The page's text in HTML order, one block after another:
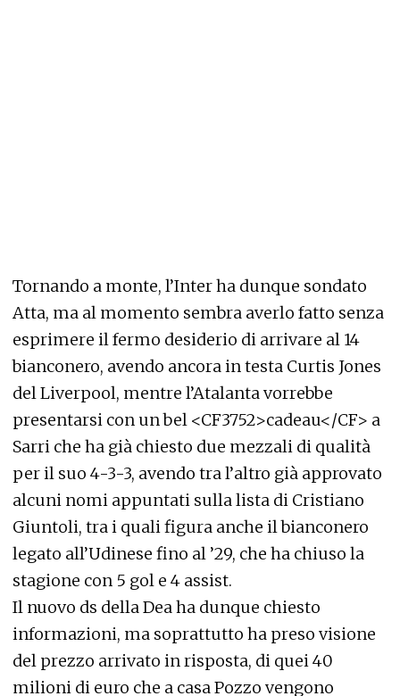
Tornando a monte, l’Inter ha dunque sondato
Atta, ma al momento sembra averlo fatto senza
esprimere il fermo desiderio di arrivare al 14
bianconero, avendo ancora in testa Curtis Jones
del Liverpool, mentre l’Atalanta vorrebbe
presentarsi con un bel <CF3752>cadeau</CF> a
Sarri che ha già chiesto due mezzali di qualità
per il suo 4-3-3, avendo tra l’altro già approvato
alcuni nomi appuntati sulla lista di Cristiano
Giuntoli, tra i quali figura anche il bianconero
legato all’Udinese fino al ’29, che ha chiuso la
stagione con 5 gol e 4 assist.
Il nuovo ds della Dea ha dunque chiesto
informazioni, ma soprattutto ha preso visione
del prezzo arrivato in risposta, di quei 40
milioni di euro che a casa Pozzo vengono